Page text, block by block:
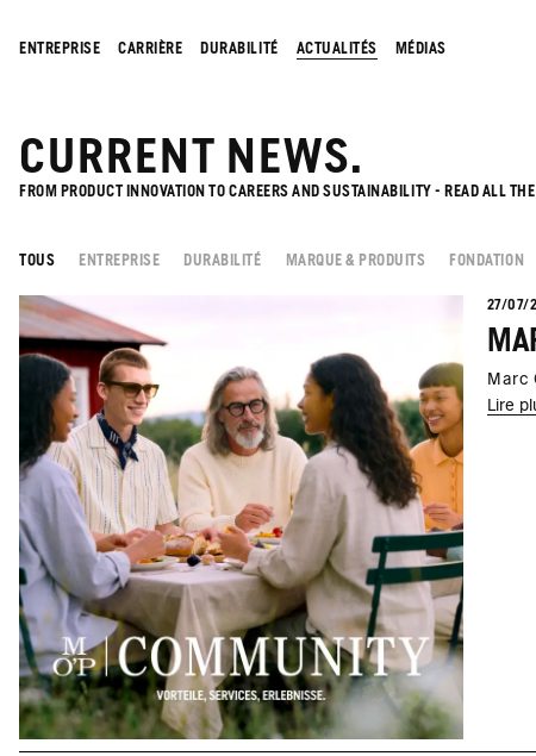
ENTREPRISE CARRIÈRE DURABILITÉ ACTUALITÉS MÉDIAS
CURRENT NEWS.
FROM PRODUCT INNOVATION TO CAREERS AND SUSTAINABILITY - READ ALL
TOUS ENTREPRISE DURABILITÉ MARQUE & PRODUITS FONDATION
27/07/
Marc
Lire